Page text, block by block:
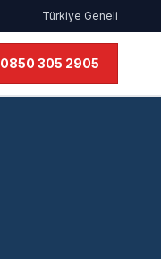
Türkiye Geneli
0850 305 2905